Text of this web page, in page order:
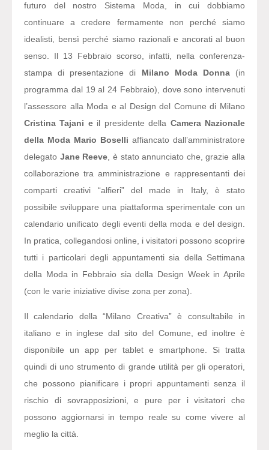
futuro del nostro Sistema Moda, in cui dobbiamo
continuare a credere fermamente non perché siamo
idealisti, bensì perché siamo razionali e ancorati al buon
senso. Il 13 Febbraio scorso, infatti, nella conferenza-
stampa di presentazione di Milano Moda Donna(in
programma dal 19 al 24 Febbraio), dove sono intervenuti
l’assessore alla Moda e al Design del Comune di Milano
Cristina Tajani eil presidente della Camera Nazionale
della Moda Mario Boselli affiancato dall’amministratore
delegato Jane Reeve , è stato annunciato che, grazie alla
collaborazione tra amministrazione e rappresentanti dei
comparti creativi “alfieri” del made in Italy, è stato
possibile sviluppare una piattaforma sperimentale con un
calendario unificato degli eventi della moda e del design.
In pratica, collegandosi online, i visitatori possono scoprire
tutti i particolari degli appuntamenti sia della Settimana
della Moda in Febbraio sia della Design Week in Aprile
(con le varie iniziative divise zona per zona).
Il calendario della “Milano Creativa” è consultabile in
italiano e in inglese dal sito del Comune, ed inoltre è
disponibile un app per tablet e smartphone. Si tratta
quindi di uno strumento di grande utilità per gli operatori,
che possono pianificare i propri appuntamenti senza il
rischio di sovrapposizioni, e pure per i visitatori che
possono aggiornarsi in tempo reale su come vivere al
meglio la città.